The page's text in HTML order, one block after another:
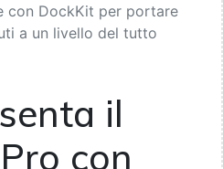
con DockKit per portare
a un livello del tutto
il
con